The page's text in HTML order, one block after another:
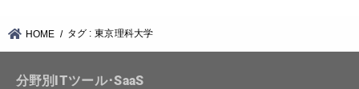
HOME タグ : 東京理科大学
分野別ITツール･SaaS